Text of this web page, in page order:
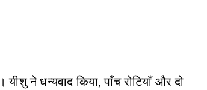
ने धन्यवाद किया, पाँच रोटियाँ और दो